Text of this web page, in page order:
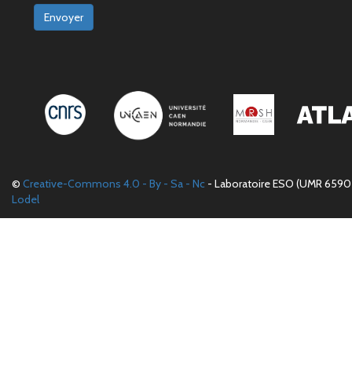
Envoyer
© Creative-Commons 4.0 - By - Sa - Nc - Laboratoire ESO (UMR
Lodel